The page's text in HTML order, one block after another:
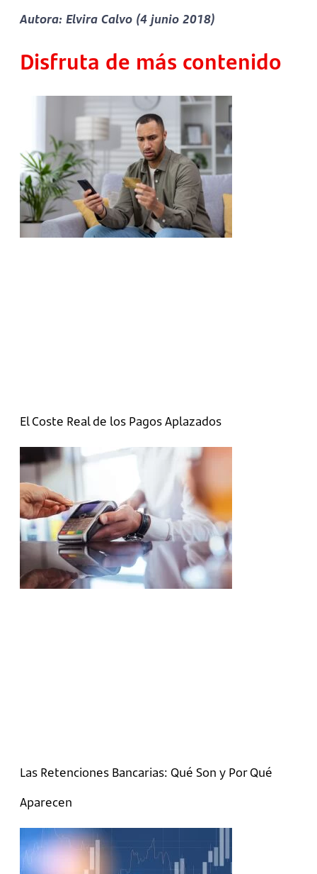
Autora: Elvira Calvo (4 junio 2018)
Disfruta de más contenido
El Coste Real de los Pagos Aplazados
Las Retenciones Bancarias: Qué Son y Por Qué
Aparecen